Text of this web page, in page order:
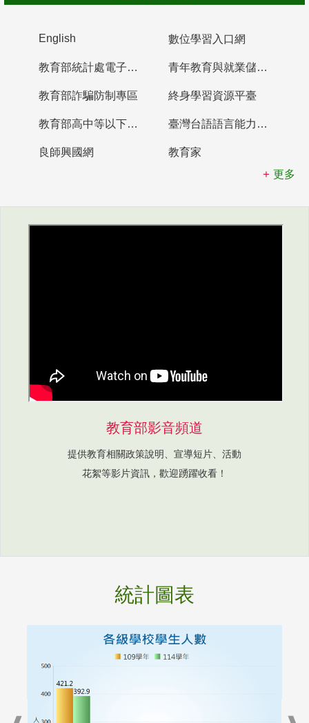
English 數位學習入口網
教育部統計處電子書櫃 青年教育與就業儲蓄帳戶
教育部詐騙防制專區 終身學習資源平臺
教育部高中等以下學校及幼兒園教師資格檢定考試 臺灣台語語言能力認證網站
良師興國網
教育家
更多
教育部影音頻道
提供教育相關政策說明、宣導短片、活動
花絮等影片資訊，歡迎踴躍收看！
統計圖表